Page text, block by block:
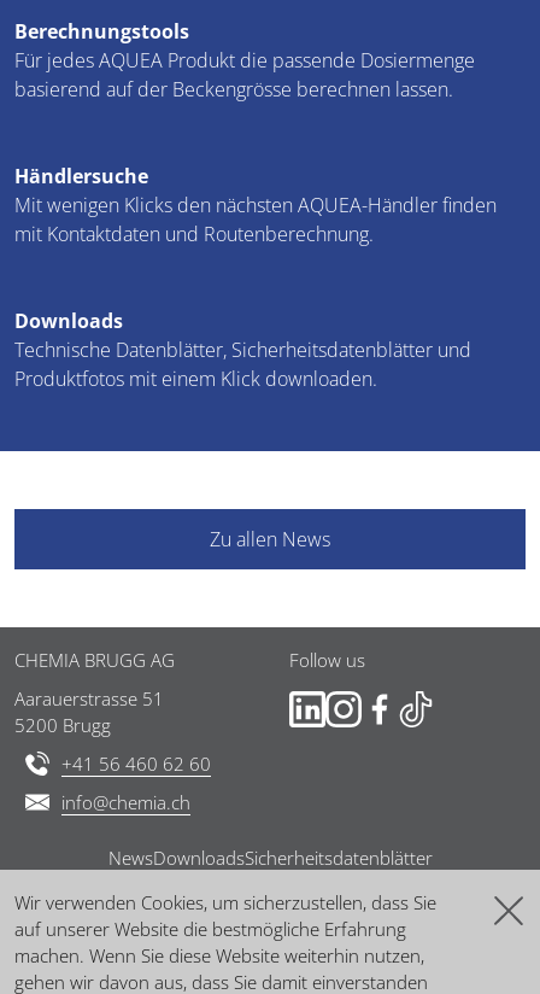
Berechnungstools
Für jedes AQUEA Produkt die passende Dosiermenge
basierend auf der Beckengrösse berechnen lassen.
Händlersuche
Mit wenigen Klicks den nächsten AQUEA-Händler finden
mit Kontaktdaten und Routenberechnung.
Downloads
Technische Datenblätter, Sicherheitsdatenblätter und
Produktfotos mit einem Klick downloaden.
Zu allen News
Fussbereich
CHEMIA BRUGG AG
Aarauerstrasse 51
5200 Brugg
+41 56 460 62 60
info@chemia.ch
Follow us
NewsDownloadsSicherheitsdatenblätter
AEB AGBImpressumDatenschutzerklärung
Copyright © 2026 CHEMIA BRUGG AG - Alle Rechte vorbehalten
Wir verwenden Cookies, um sicherzustellen, dass Sie
auf unserer Website die bestmögliche Erfahrung
machen. Wenn Sie diese Website weiterhin nutzen,
gehen wir davon aus, dass Sie damit einverstanden